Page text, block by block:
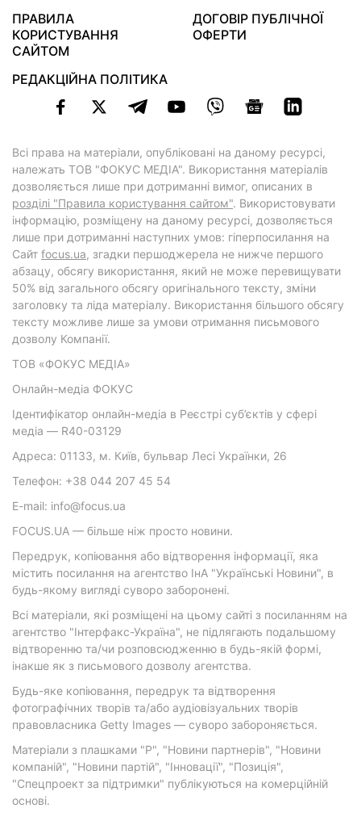
ПРАВИЛА
КОРИСТУВАННЯ
САЙТОМ
ДОГОВІР ПУБЛІЧНОЇ
ОФЕРТИ
РЕДАКЦІЙНА ПОЛІТИКА
Всі права на матеріали, опубліковані на даному ресурсі,
належать ТОВ "ФОКУС МЕДІА". Використання матеріалів
дозволяється лише при дотриманні вимог, описаних в
розділі "Правила користування сайтом". Використовувати
інформацію, розміщену на даному ресурсі, дозволяється
лише при дотриманні наступних умов: гіперпосилання на
Cайт focus.ua, згадки першоджерела не нижче першого
абзацу, обсягу використання, який не може перевищувати
50% від загального обсягу оригінального тексту, зміни
заголовку та ліда матеріалу. Використання більшого обсягу
тексту можливе лише за умови отримання письмового
дозволу Компанії.
ТОВ «ФОКУС МЕДІА»
Онлайн-медіа ФОКУС
Ідентифікатор онлайн-медіа в Реєстрі суб’єктів у сфері
медіа — R40-03129
Адреса: 01133, м. Київ, бульвар Лесі Українки, 26
Телефон: +38 044 207 45 54
E-mail: info@focus.ua
FOCUS.UA — більше ніж просто новини.
Передрук, копіювання або відтворення інформації, яка
містить посилання на агентство ІнА "Українські Новини", в
будь-якому вигляді суворо заборонені.
Всі матеріали, які розміщені на цьому сайті з посиланням на
агентство "Інтерфакс-Україна", не підлягають подальшому
відтворенню та/чи розповсюдженню в будь-якій формі,
інакше як з письмового дозволу агентства.
Будь-яке копіювання, передрук та відтворення
фотографічних творів та/або аудіовізуальних творів
правовласника Getty Images — суворо забороняється.
Матеріали з плашками "Р", "Новини партнерів", "Новини
компаній", "Новини партій", "Інновації", "Позиція",
"Спецпроект за підтримки" публікуються на комерційній
основі.